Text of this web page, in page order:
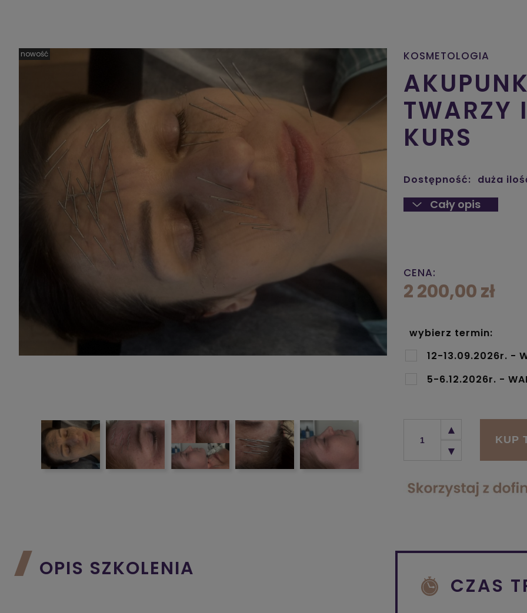
nowość KOSMETOLOGIA
TWARZY
KURS
Dostępność: duża
Cały opis
CENA:
2 200,00 zł
wybierz termin:
12-13.09.2026r. -
5-6.12.2026r. -
KUP
OPIS SZKOLENIA
CZAS